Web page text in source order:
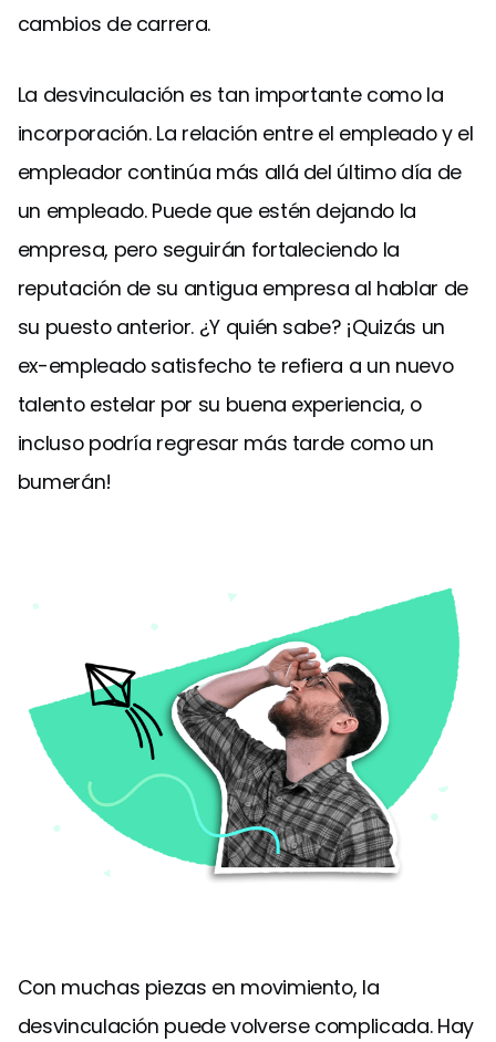
cambios de carrera.
La desvinculación es tan importante como la
incorporación. La relación entre el empleado y el
empleador continúa más allá del último día de
un empleado. Puede que estén dejando la
empresa, pero seguirán fortaleciendo la
reputación de su antigua empresa al hablar de
su puesto anterior. ¿Y quién sabe? ¡Quizás un
ex-empleado satisfecho te refiera a un nuevo
talento estelar por su buena experiencia, o
incluso podría regresar más tarde como un
bumerán!
Con muchas piezas en movimiento, la
desvinculación puede volverse complicada. Hay